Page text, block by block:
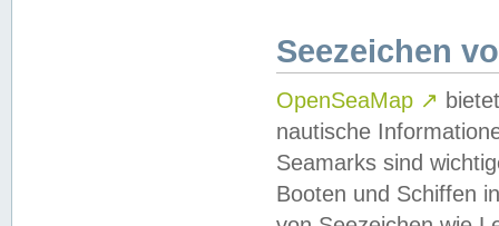
Seezeichen
OpenSeaMap ↗
nautische
Seamarks sind
Booten und Schiffen